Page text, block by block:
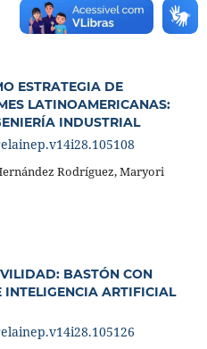
ESTRATEGIA DE
LATINOAMERICANAS:
INDUSTRIAL
Rodríguez, Maryori
BASTÓN CON
INTELIGENCIA ARTIFICIAL